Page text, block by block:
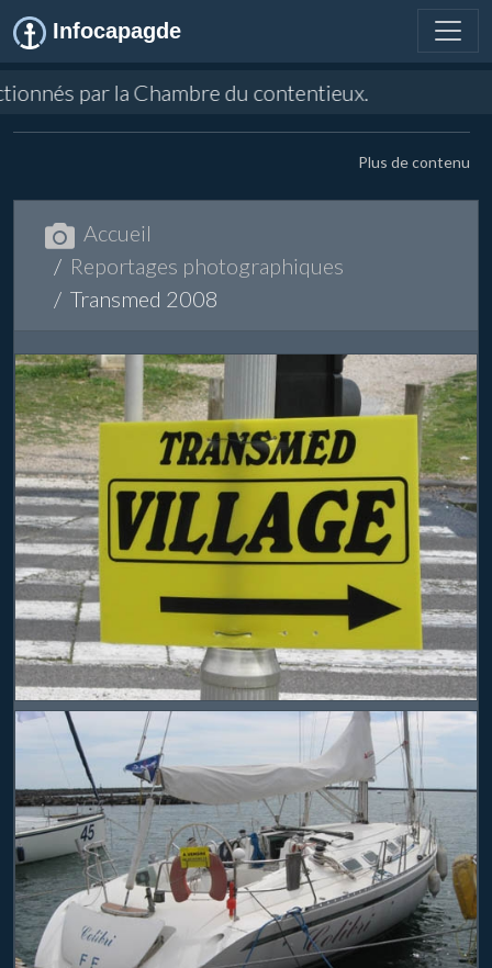
Infocapagde
la Chambre du contentieux.
Plus de contenu
Accueil
Reportages photographiques
Transmed 2008